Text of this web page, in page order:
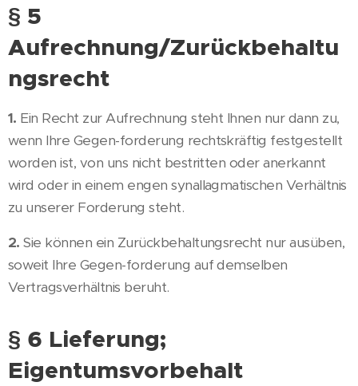
§ 5
Aufrechnung/Zurückbehaltu
ngsrecht
1. Ein Recht zur Aufrechnung steht Ihnen nur dann zu,
wenn Ihre Gegen-forderung rechtskräftig festgestellt
worden ist, von uns nicht bestritten oder anerkannt
wird oder in einem engen synallagmatischen Verhältnis
zu unserer Forderung steht.
2. Sie können ein Zurückbehaltungsrecht nur ausüben,
soweit Ihre Gegen-forderung auf demselben
Vertragsverhältnis beruht.
§ 6 Lieferung;
Eigentumsvorbehalt